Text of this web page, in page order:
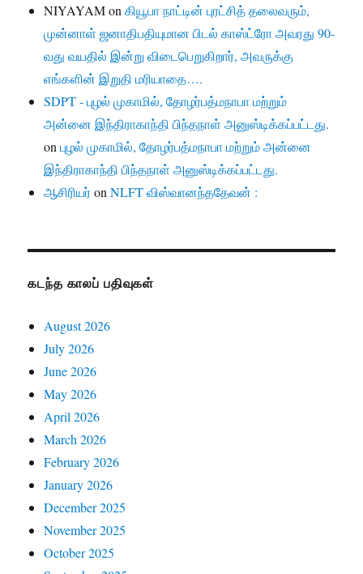
NIYAYAMonகியூபா நாட்டின் புரட்சித் தலைவரும்,
முன்னாள் ஜனாதிபதியுமான பிடல் காஸ்ட்ரோ அவரது 90-
வது வயதில் இன்று விடைபெறுகிறார், அவருக்கு
எங்களின் இறுதி மரியாதை….
SDPT - புழல் முகாமில், தோழர்பத்மநாபா மற்றும்
அன்னை இந்திராகாந்தி பிந்தநாள் அனுஸ்டிக்கப்பட்டது.
onபுழல் முகாமில், தோழர்பத்மநாபா மற்றும் அன்னை
இந்திராகாந்தி பிந்தநாள் அனுஸ்டிக்கப்பட்டது.
ஆசிரியர்onNLFT விஸ்வானந்ததேவன் :
கடந்த காலப் பதிவுகள்
August 2026
July 2026
June 2026
May 2026
April 2026
March 2026
February 2026
January 2026
December 2025
November 2025
October 2025